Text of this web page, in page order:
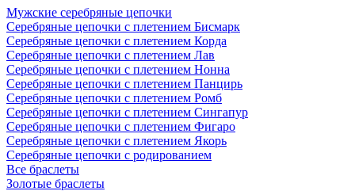
Мужские серебряные цепочки
Серебряные цепочки с плетением Бисмарк
Серебряные цепочки с плетением Корда
Серебряные цепочки с плетением Лав
Серебряные цепочки с плетением Нонна
Серебряные цепочки с плетением Панцирь
Серебряные цепочки с плетением Ромб
Серебряные цепочки с плетением Сингапур
Серебряные цепочки с плетением Фигаро
Серебряные цепочки с плетением Якорь
Серебряные цепочки с родированием
Все браслеты
Золотые браслеты